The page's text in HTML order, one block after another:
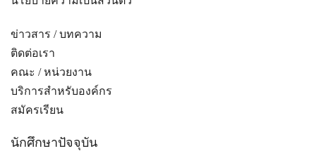
ข่าวสาร / บทความ
ติดต่อเรา
คณะ / หน่วยงาน
บริการสำหรับองค์กร
สมัครเรียน
นักศึกษาปัจจุบัน